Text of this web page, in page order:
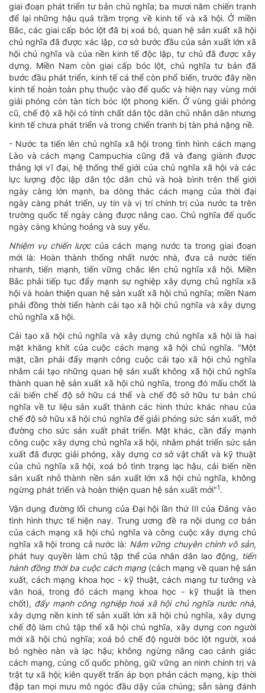
giai đoạn phát triển tư bản chủ nghĩa; ba mươi năm chiến tranh
để lại những hậu quả trầm trọng về kinh tế và xã hội. Ở miền
Bắc, các giai cấp bóc lột đã bị xoá bỏ, quan hệ sản xuất xã hội
chủ nghĩa đã được xác lập, cơ sở bước đầu của sản xuất lớn xã
hội chủ nghĩa và của nền kinh tế độc lập, tự chủ đã được xây
dựng. Miền Nam còn giai cấp bóc lột, chủ nghĩa tư bản đã
bước đầu phát triển, kinh tế cá thể còn phổ biến, trước đây nền
kinh tế hoàn toàn phụ thuộc vào đế quốc và hiện nay vùng mới
giải phóng còn tàn tích bóc lột phong kiến. Ở vùng giải phóng
cũ, chế độ xã hội có tính chất dân tộc dân chủ nhân dân nhưng
kinh tế chưa phát triển và trong chiến tranh bị tàn phá nặng nề.
- Nước ta tiến lên chủ nghĩa xã hội trong tình hình cách mạng
Lào và cách mạng Campuchia cũng đã và đang giành được
thắng lợi vĩ đại, hệ thống thế giới của chủ nghĩa xã hội và các
lực lượng độc lập dân tộc dân chủ và hoà bình trên thế giới
ngày càng lớn mạnh, ba dòng thác cách mạng của thời đại
ngày càng phát triển, uy tín và vị trí chính trị của nước ta trên
trường quốc tế ngày càng được nâng cao. Chủ nghĩa đế quốc
ngày càng khủng hoảng và suy yếu.
Nhiệm vụ chiến lượccủa cách mạng nước ta trong giai đoạn
mới là: Hoàn thành thống nhất nước nhà, đưa cả nước tiến
nhanh, tiến mạnh, tiến vững chắc lên chủ nghĩa xã hội. Miền
Bắc phải tiếp tục đẩy mạnh sự nghiệp xây dựng chủ nghĩa xã
hội và hoàn thiện quan hệ sản xuất xã hội chủ nghĩa; miền Nam
phải đồng thời tiến hành cải tạo xã hội chủ nghĩa và xây dựng
chủ nghĩa xã hội.
Cải tạo xã hội chủ nghĩa và xây dựng chủ nghĩa xã hội là hai
mặt khăng khít của cuộc cách mạng xã hội chủ nghĩa. "Một
mặt, cần phải đẩy mạnh công cuộc cải tạo xã hội chủ nghĩa
nhằm cải tạo những quan hệ sản xuất không xã hội chủ nghĩa
thành quan hệ sản xuất xã hội chủ nghĩa, trong đó mấu chốt là
cải biến chế độ sở hữu cá thể và chế độ sở hữu tư bản chủ
nghĩa về tư liệu sản xuất thành các hình thức khác nhau của
chế độ sở hữu xã hội chủ nghĩa để giải phóng sức sản xuất, mở
đường cho sức sản xuất phát triển. Mặt khác, cần đẩy mạnh
công cuộc xây dựng chủ nghĩa xã hội, nhằm phát triển sức sản
xuất đã được giải phóng, xây dựng cơ sở vật chất và kỹ thuật
của chủ nghĩa xã hội, xoá bỏ tình trạng lạc hậu, cải biến nền
sản xuất nhỏ thành nền sản xuất lớn xã hội chủ nghĩa, không
ngừng phát triển và hoàn thiện quan hệ sản xuất mới"1.
Vận dụng đường lối chung của Đại hội lần thứ III của Đảng vào
tình hình thực tế hiện nay. Trung ương đề ra nội dung cơ bản
của cách mạng xã hội chủ nghĩa và công cuộc xây dựng chủ
nghĩa xã hội trong cả nước là: Nắm vững chuyên chính vô sản,
phát huy quyền làm chủ tập thể của nhân dân lao động, tiến
hành đồng thời ba cuộc cách mạng(cách mạng về quan hệ sản
xuất, cách mạng khoa học - kỹ thuật, cách mạng tư tưởng và
văn hoá, trong đó cách mạng khoa học - kỹ thuật là then
chốt), đẩy mạnh công nghiệp hoá xã hội chủ nghĩa nước nhà,
xây dựng nền kinh tế sản xuất lớn xã hội chủ nghĩa, xây dựng
chế độ làm chủ tập thể xã hội chủ nghĩa, xây dựng con người
mới xã hội chủ nghĩa; xoá bỏ chế độ người bóc lột người, xoá
bỏ nghèo nàn và lạc hậu; không ngừng nâng cao cảnh giác
cách mạng, củng cố quốc phòng, giữ vững an ninh chính trị và
trật tự xã hội; kiên quyết trấn áp bọn phản cách mạng, kịp thời
đập tan mọi mưu mô ngóc đầu dậy của chúng; sẵn sàng đánh